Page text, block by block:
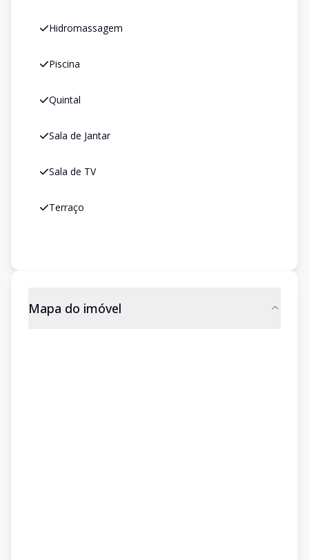
Hidromassagem
Piscina
Quintal
Sala de Jantar
Sala de TV
Terraço
Mapa do imóvel